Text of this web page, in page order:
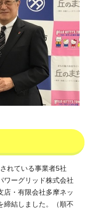
れている事業者5社
ワーグリッド株式会社
店・有限会社多摩ネッ
締結しました。（順不